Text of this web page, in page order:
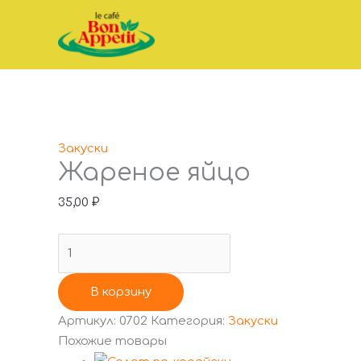
содержимому
Закуски
Жареное яйцо
35,00 ₽
Количество
товара
Жареное
яйцо
В корзину
Артикул: 0702 Категория: Закуски
Похожие товары